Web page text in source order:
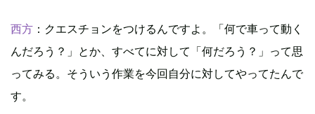
西方 ：クエスチョンをつけるんですよ。「何で車って動く
んだろう？」とか、すべてに対して「何だろう？」って思
ってみる。そういう作業を今回自分に対してやってたんで
す。